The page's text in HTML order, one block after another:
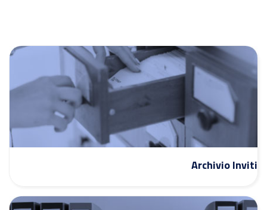
Archivio Inviti